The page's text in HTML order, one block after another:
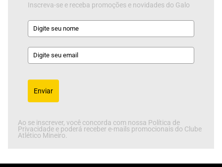
Inscreva-se e receba promoções e novidades do Galo
Enviar
Ao se inscrever, você concorda com nossa Política de
Privacidade e poderá receber e-mails promocionais do Clube
Atlético Mineiro.